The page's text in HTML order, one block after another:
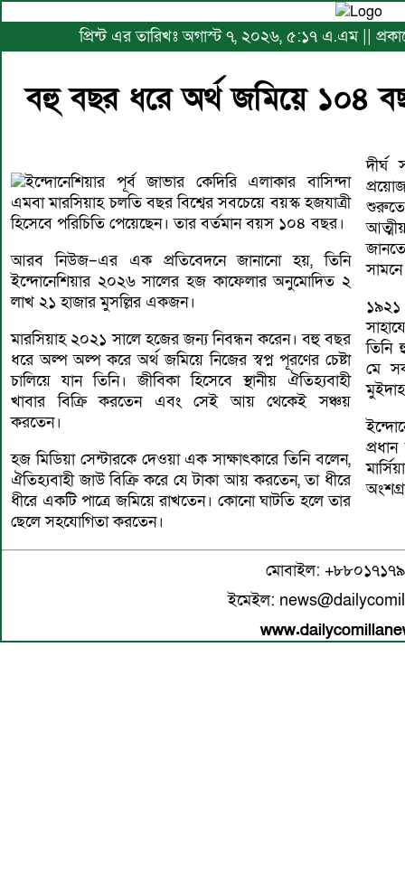
প্রিন্ট এর তারিখঃ অগাস্ট ৭, ২০২৬, ৫:১৭ এ.এম ||
বহু বছর ধরে অর্থ জমিয়ে ১০৪
ইন্দোনেশিয়ার পূর্ব জাভার কেদিরি এলাকার বাসিন্দা
এমবা মারসিয়াহ চলতি বছর বিশ্বের সবচেয়ে বয়স্ক হজযাত্রী
হিসেবে পরিচিতি পেয়েছেন। তার বর্তমান বয়স ১০৪ বছর।
আরব নিউজ–এর এক প্রতিবেদনে জানানো হয়, তিনি
ইন্দোনেশিয়ার ২০২৬ সালের হজ কাফেলার অনুমোদিত ২
লাখ ২১ হাজার মুসল্লির একজন।
মারসিয়াহ ২০২১ সালে হজের জন্য নিবন্ধন করেন। বহু বছর
ধরে অল্প অল্প করে অর্থ জমিয়ে নিজের স্বপ্ন পূরণের চেষ্টা
চালিয়ে যান তিনি। জীবিকা হিসেবে স্থানীয় ঐতিহ্যবাহী
খাবার বিক্রি করতেন এবং সেই আয় থেকেই সঞ্চয়
করতেন।
হজ মিডিয়া সেন্টারকে দেওয়া এক সাক্ষাৎকারে তিনি বলেন,
ঐতিহ্যবাহী জাউ বিক্রি করে যে টাকা আয় করতেন, তা ধীরে
ধীরে একটি পাত্রে জমিয়ে রাখতেন। কোনো ঘাটতি হলে তার
ছেলে সহযোগিতা করতেন।
দীর্ঘ
১৯২১
তিনি
মে
মোবাইল:
ইমেইল: